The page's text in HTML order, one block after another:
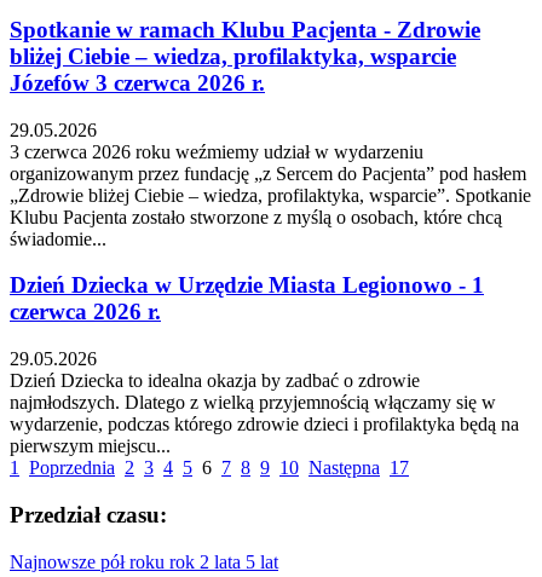
Spotkanie w ramach Klubu Pacjenta - Zdrowie
bliżej Ciebie – wiedza, profilaktyka, wsparcie
Józefów 3 czerwca 2026 r.
29.05.2026
3 czerwca 2026 roku weźmiemy udział w wydarzeniu
organizowanym przez fundację „z Sercem do Pacjenta” pod hasłem
„Zdrowie bliżej Ciebie – wiedza, profilaktyka, wsparcie”. Spotkanie
Klubu Pacjenta zostało stworzone z myślą o osobach, które chcą
świadomie...
Dzień Dziecka w Urzędzie Miasta Legionowo - 1
czerwca 2026 r.
29.05.2026
Dzień Dziecka to idealna okazja by zadbać o zdrowie
najmłodszych. Dlatego z wielką przyjemnością włączamy się w
wydarzenie, podczas którego zdrowie dzieci i profilaktyka będą na
pierwszym miejscu...
1
Poprzednia 2 3 4 5 6 7 8 9 10 Następna 17
Przedział czasu:
Najnowsze pół roku rok 2 lata 5 lat